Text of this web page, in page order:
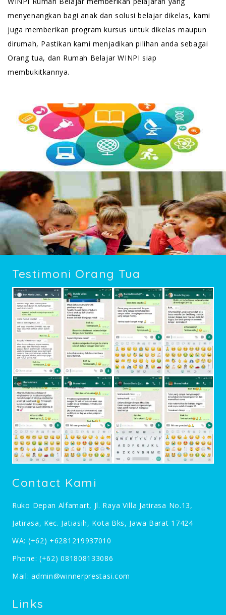
menyenangkan bagi anak dan solusi belajar dikelas, kami
juga memberikan program kursus untuk dikelas maupun
dirumah, Pastikan kami menjadikan pilihan anda sebagai
Orang tua, dan Rumah Belajar WINPI siap
membukitkannya.
Testimoni Orang Tua
Contact Kami
Ruko Depan Alfamart, Jl. Raya Villa Jatirasa No.13,
Jatirasa, Kec. Jatiasih, Kota Bks, Jawa Barat 17424
WA: (+62) +6281219937010
Phone: (+62) 081808133086
Mail:admin@winnerprestasi.com
Links